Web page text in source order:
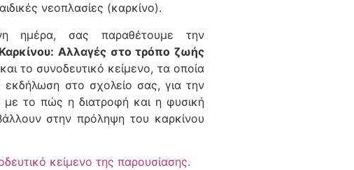
νεοπλασίες (καρκίνο).
ημέρα, σας παραθέτουμε την
Αλλαγές στο τρόπο ζωής
το συνοδευτικό κείμενο, τα οποία
εκδήλωση στο σχολείο σας, για την
το πώς η διατροφή και η φυσική
στην πρόληψη του καρκίνου
κείμενο της παρουσίασης.